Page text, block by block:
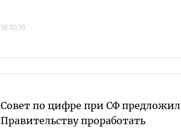
18.10.19
Совет по цифре при СФ предложил
Правительству проработать